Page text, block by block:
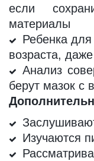
если
материалы
Ребенка
возраста,
Анализ
берут мазок с
Изучаются